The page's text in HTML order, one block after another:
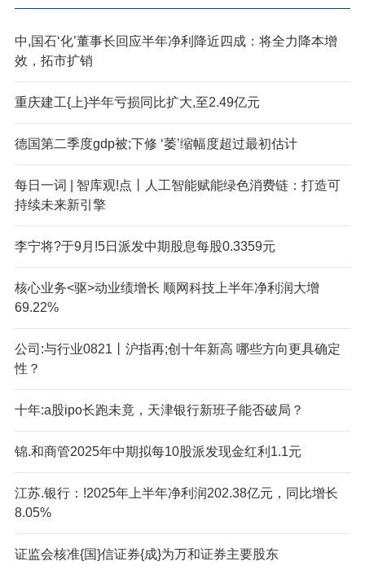
中,国石‘化’董事长回应半年净利降近四成：将全力降本增
效，拓市扩销
重庆建工{上}半年亏损同比扩大,至2.49亿元
德国第二季度gdp被;下修 ‘萎’缩幅度超过最初估计
每日一词 | 智库观!点丨人工智能赋能绿色消费链：打造可
持续未来新引擎
李宁将?于9月!5日派发中期股息每股0.3359元
核心业务<驱>动业绩增长 顺网科技上半年净利润大增
69.22%
公司:与行业0821丨沪指再;创十年新高 哪些方向更具确定
性？
十年:a股ipo长跑未竟，天津银行新班子能否破局？
锦.和商管2025年中期拟每10股派发现金红利1.1元
江苏.银行：!2025年上半年净利润202.38亿元，同比增长
8.05%
证监会核准{国}信证券{成}为万和证券主要股东